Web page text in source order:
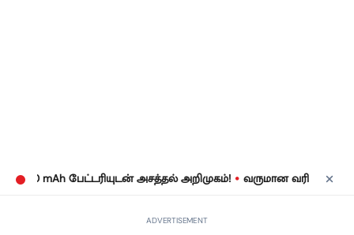
பேட்டரியுடன் அசத்தல் அறிமுகம்! • வருமான வரிக் கணக்குத்
ADVERTISEMENT